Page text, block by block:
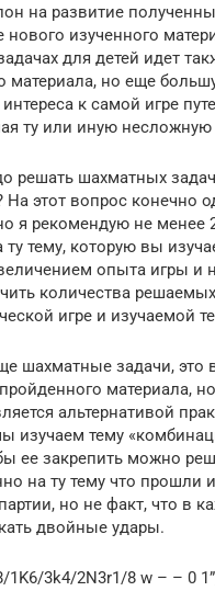
на развитие
нового изученного
для детей идет
материала, но еще
к самой игре
ту или иную несложную
решать шахматных
На этот вопрос конечно
я рекомендую не менее
ту тему, которую вы
опыта игры и
количества
игре и изучаемой
шахматные задачи, это
материала,
альтернативой
изучаем тему
ее закрепить можно
на ту тему что прошли
но не факт, что в
двойные удары.
1K6/3k4/2N3r1/8 w – – 0